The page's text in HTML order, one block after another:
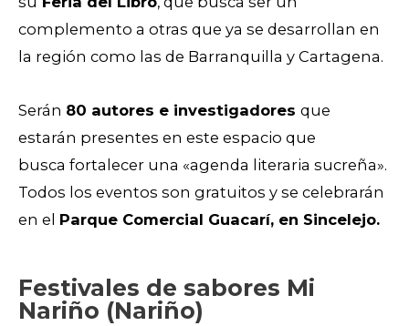
complemento a otras que ya se desarrollan en
la región como las de Barranquilla y Cartagena.
Serán 80 autores e investigadores que
estarán presentes en este espacio que
busca fortalecer una «agenda literaria sucreña».
Todos los eventos son gratuitos y se celebrarán
en el Parque Comercial Guacarí, en Sincelejo.
Festivales de sabores Mi
Nariño (Nariño)